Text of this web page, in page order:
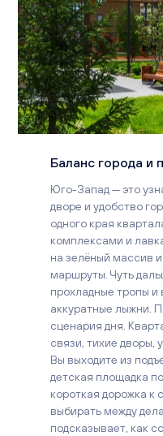
Баланс города и
Юго-Запад — это
дворе и удобство
одного края
комплексами и
на зелёный массив
маршруты. Чуть
прохладные тропы
аккуратные лыжни.
сценария дня.
связи, тихие дворы,
Вы выходите из
детская площадка
короткая дорожка к
выбирать между
подсказывает, как